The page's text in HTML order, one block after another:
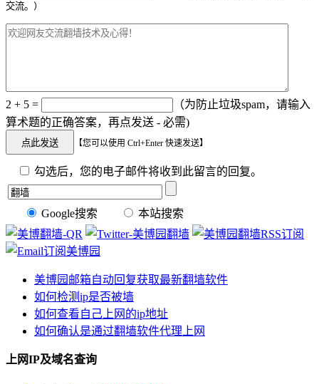
交流。）
2 + 5 =
（为防止垃圾spam，请输入
算术题的正确答案，再点发送 - 必需)
【您可以使用 Ctrl+Enter 快速发送】
勾选后，您的电子邮件将收到此留言的回复。
Google搜索 本站搜索
美博园邮箱自动回复获取最新翻墙软件
如何检测ip是否被墙
如何查看自己上网的ip地址
如何确认是通过翻墙软件代理上网
上网IP及域名查询